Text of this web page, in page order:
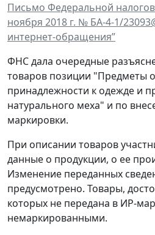
Письмо Федеральной
ноября 2018 г. № БА-4-1/
интернет-обращения”
ФНС дала очередные
товаров позиции "Предметы
принадлежности к одежде и
натурального меха" и по
маркировки.
При описании товаров
данные о продукции, о ее
Изменение переданных
предусмотрено. Товары,
которых не передана в ИР-
немаркированными.